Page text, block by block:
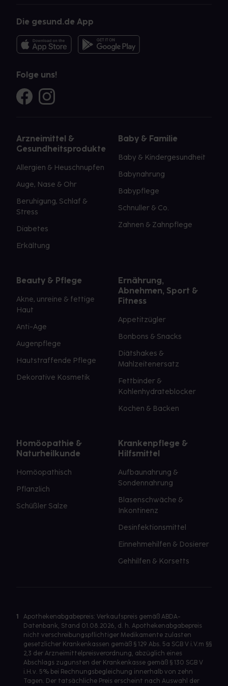
Die gesund.de App
Folge uns!
Arzneimittel &
Gesundheitsprodukte
Allergien & Heuschnupfen
Auge, Nase & Ohr
Beruhigung, Schlaf &
Stress
Diabetes
Erkältung
Baby & Familie
Baby & Kindergesundheit
Babynahrung
Babypflege
Schnuller & Co.
Zahnen & Zahnpflege
Beauty & Pflege
Akne, unreine & fettige
Haut
Anti-Age
Augenpflege
Hautstraffende Pflege
Dekorative Kosmetik
Ernährung,
Abnehmen, Sport &
Fitness
Appetitzügler
Bonbons & Snacks
Diätshakes &
Mahlzeitenersatz
Fettbinder &
Kohlenhydrateblocker
Kochen & Backen
Homöopathie &
Naturheilkunde
Homöopathisch
Pflanzlich
Schüßler Salze
Krankenpflege &
Hilfsmittel
Aufbaunahrung &
Sondennahrung
Blasenschwäche &
Inkontinenz
Desinfektionsmittel
Einnehmehilfen & Dosierer
Gehhilfen & Korsetts
1
Apothekenabgabepreis: Verkaufspreis gemäß ABDA-
Datenbank, Stand 01.08.2026, d. h. Apothekenabgabepreis
nicht verschreibungspflichtiger Medikamente zulasten
gesetzlicher Krankenkassen gemäß § 129 Abs. 5a SGB V i.V.m §§
2,3 der Arzneimittelpreisverordnung, abzüglich eines
Abschlags zugunsten der Krankenkasse gemäß § 130 SGB V
i.H.v. 5% bei Rechnungsbegleichung innerhalb von zehn
Tagen. Der tatsächliche Preis erscheint nach Auswahl der